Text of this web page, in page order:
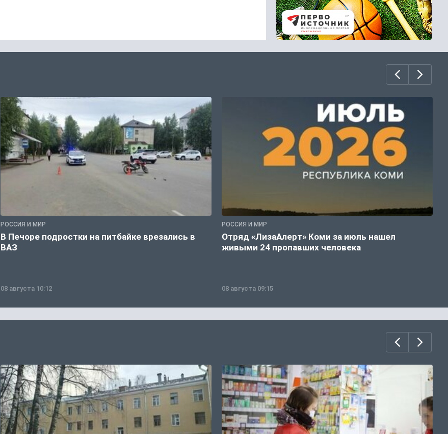
РОССИЯ И МИР
В Печоре подростки на питбайке врезались в
ВАЗ
08 августа 10:12
РОССИЯ И МИР
Отряд «ЛизаАлерт» Коми за июль нашел
живыми 24 пропавших человека
08 августа 09:15